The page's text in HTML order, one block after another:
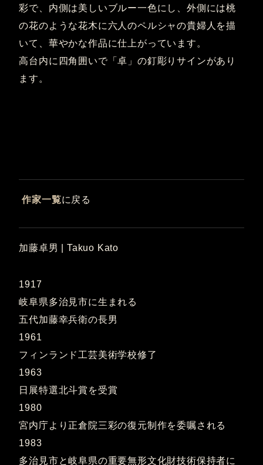
彩で、内側は美しいブルー一色にし、外側には桃
の花のような花木に六人のペルシャの貴婦人を描
いて、華やかな作品に仕上がっています。
高台内に四角囲いで「卓」の釘彫りサインがあり
ます。
作家一覧に戻る
加藤卓男 | Takuo Kato
1917
岐阜県多治見市に生まれる
五代加藤幸兵衛の長男
1961
フィンランド工芸美術学校修了
1963
日展特選北斗賞を受賞
1980
宮内庁より正倉院三彩の復元制作を委嘱される
1983
多治見市と岐阜県の重要無形文化財技術保持者に